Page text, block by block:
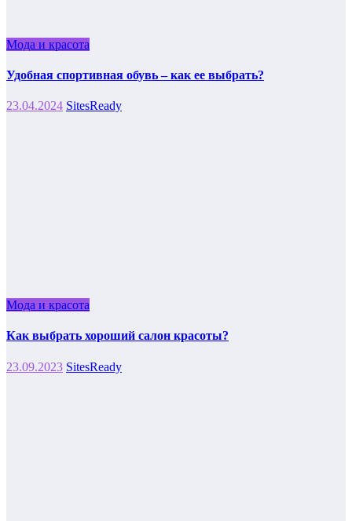
Мода и красота
Удобная спортивная обувь – как ее выбрать?
23.04.2024 SitesReady
Мода и красота
Как выбрать хороший салон красоты?
23.09.2023 SitesReady